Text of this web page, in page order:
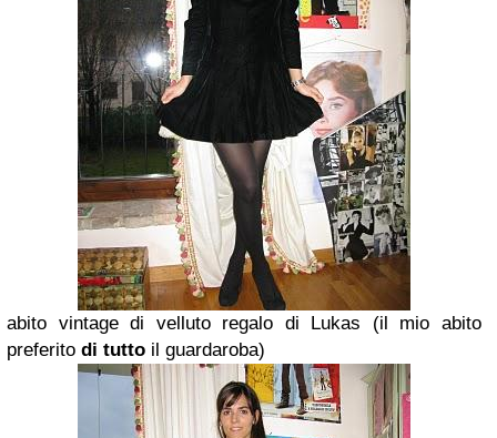
abito vintage di velluto regalo di Lukas (il mio abito
preferito di tutto il guardaroba)